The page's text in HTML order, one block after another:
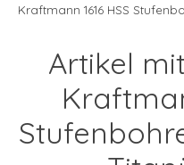
Kraftmann 1616 HSS
Artikel